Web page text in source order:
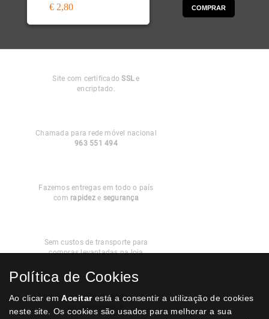
€ 2,80 COMPRAR
Site com certificadoSSLe
encriptado.
Chamada para rede móvel nacional
963 551 494
Fazemos entregas em todo o país
com rapideze segurança
Sem custos de transporte para
compras levantadas na loja
Modos dePagamento
Multibanco, cartão de crédito, Paypal
ou transferência
Política de Cookies
Ao clicar emAceitarestá a consentir a utilização de cookies
neste site. Os cookies são usados para melhorar a sua